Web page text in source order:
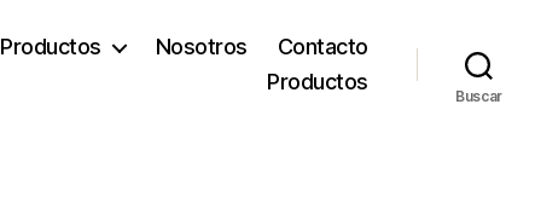
Productos Nosotros
Contacto
Productos
Buscar